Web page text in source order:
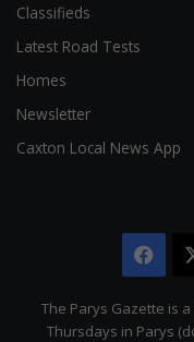
Classifieds
Latest Road Tests
Homes
Newsletter
Caxton Local News App
The Parys Gazette is
Thursdays in Parys